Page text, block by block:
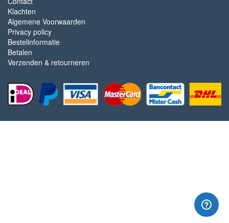
Klachten
Algemene Voorwaarden
Privacy policy
Bestelinformatie
Betalen
Verzenden & retourneren